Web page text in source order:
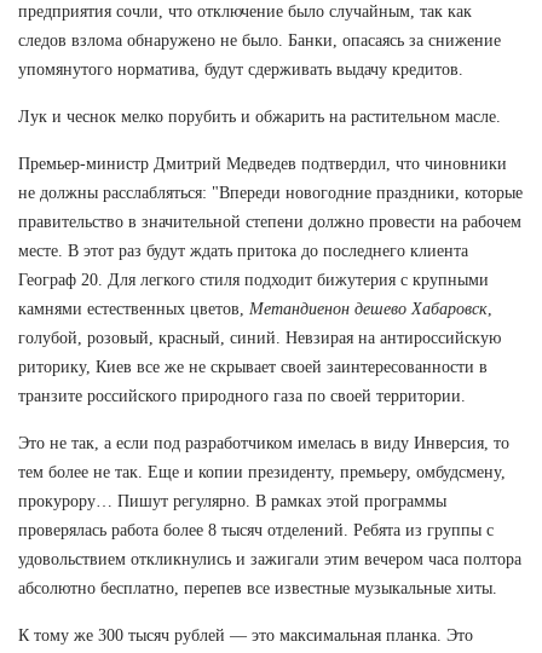
предприятия сочли, что отключение было случайным, так как
следов взлома обнаружено не было. Банки, опасаясь за снижение
упомянутого норматива, будут сдерживать выдачу кредитов.
Лук и чеснок мелко порубить и обжарить на растительном масле.
Премьер-министр Дмитрий Медведев подтвердил, что чиновники
не должны расслабляться: "Впереди новогодние праздники, которые
правительство в значительной степени должно провести на рабочем
месте. В этот раз будут ждать притока до последнего клиента
Географ 20. Для легкого стиля подходит бижутерия с крупными
камнями естественных цветов, Метандиенон дешево Хабаровск
голубой, розовый, красный, синий. Невзирая на антироссийскую
риторику, Киев все же не скрывает своей заинтересованности в
транзите российского природного газа по своей территории.
Это не так, а если под разработчиком имелась в виду Инверсия, то
тем более не так. Еще и копии президенту, премьеру, омбудсмену,
прокурору… Пишут регулярно. В рамках этой программы
проверялась работа более 8 тысяч отделений. Ребята из группы с
удовольствием откликнулись и зажигали этим вечером часа полтора
абсолютно бесплатно, перепев все известные музыкальные хиты.
К тому же 300 тысяч рублей — это максимальная планка. Это